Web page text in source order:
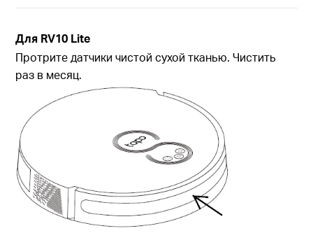
Для RV10 Lite
Протрите датчики чистой сухой тканью. Чистить
раз в месяц.